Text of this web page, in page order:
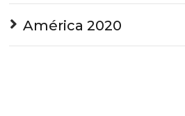
América 2020